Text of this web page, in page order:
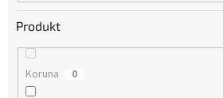
Produkt
Koruna 0